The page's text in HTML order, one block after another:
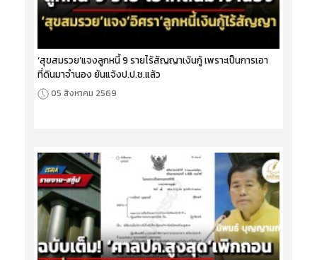
‘สุขสมรวย’แจงลูกหนี้ 9 รายไร้สัญญาเงินกู้ เพราะเป็นการเอา
ที่ดินมาจำนอง ยันแจ้งป.ป.ช.แล้ว
05 สิงหาคม 2569